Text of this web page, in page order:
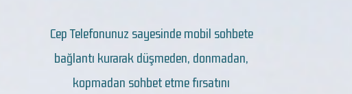
Cep Telefonunuz sayesinde mobil sohbete
bağlantı kurarak düşmeden, donmadan,
kopmadan sohbet etme fırsatını